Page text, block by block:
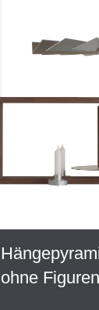
ohne Figuren